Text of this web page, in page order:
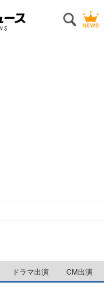
ドラマ出演 CM出演